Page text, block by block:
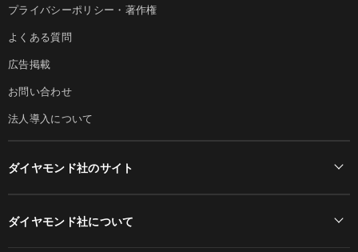
プライバシーポリシー・著作権
よくある質問
広告掲載
お問い合わせ
法人導入について
ダイヤモンド社のサイト
ダイヤモンド社について